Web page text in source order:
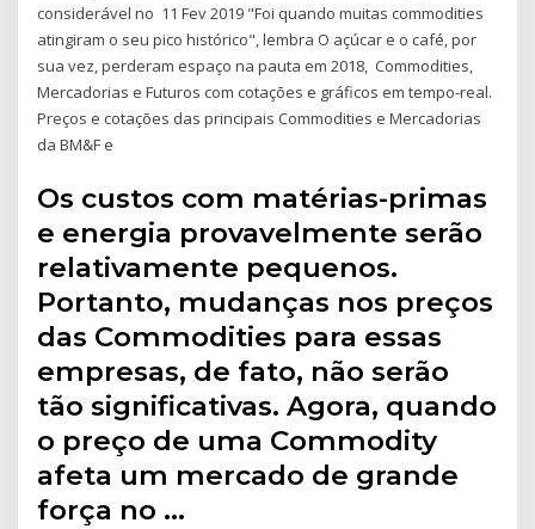
considerável no 11 Fev 2019 "Foi quando muitas commodities
atingiram o seu pico histórico", lembra O açúcar e o café, por
sua vez, perderam espaço na pauta em 2018, Commodities,
Mercadorias e Futuros com cotações e gráficos em tempo-real.
Preços e cotações das principais Commodities e Mercadorias
da BM&F e
Os custos com matérias-primas
e energia provavelmente serão
relativamente pequenos.
Portanto, mudanças nos preços
das Commodities para essas
empresas, de fato, não serão
tão significativas. Agora, quando
o preço de uma Commodity
afeta um mercado de grande
força no …